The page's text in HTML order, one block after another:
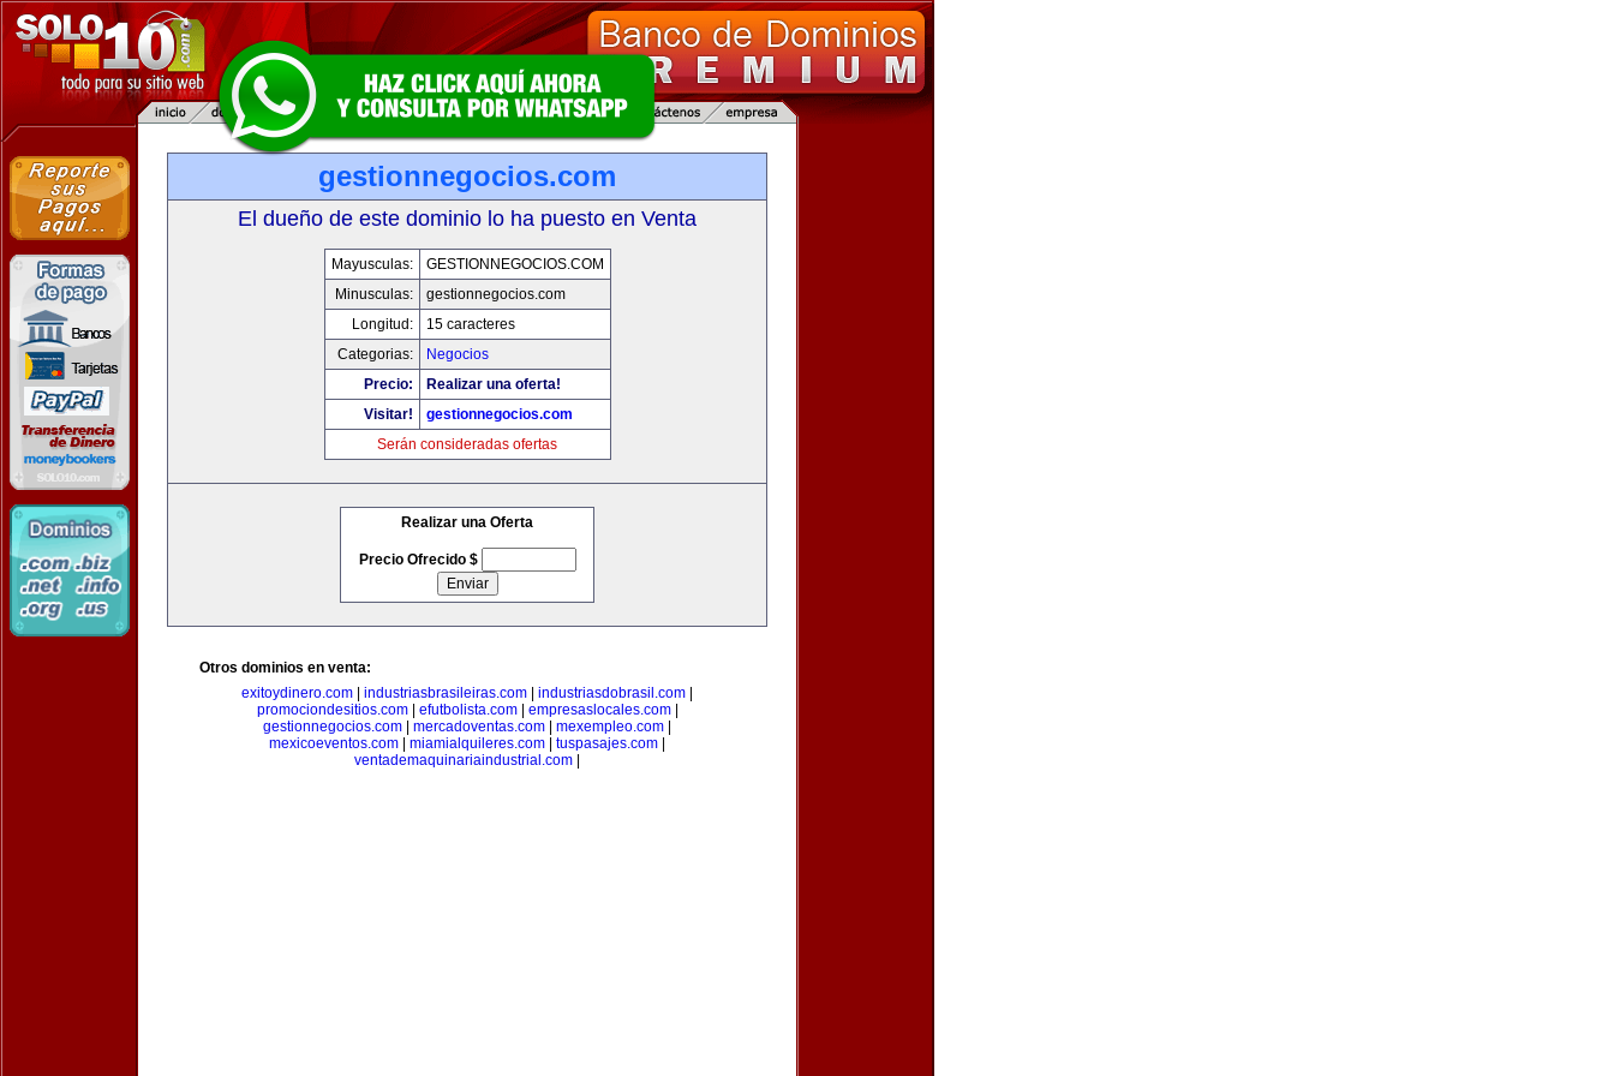
gestionnegocios.com
El dueño de este dominio lo ha puesto en Venta
Mayusculas:
GESTIONNEGOCIOS.COM
Minusculas:
gestionnegocios.com
Longitud:
15 caracteres
Categorias:
Negocios
Precio:
Realizar una oferta!
Visitar!
gestionnegocios.com
Serán consideradas ofertas
Realizar una Oferta
Precio Ofrecido $
Otros dominios en venta:
exitoydinero.com
industriasbrasileiras.com industriasdobrasil.com
promociondesitios.com| efutbolista.com| empresaslocales.com|
gestionnegocios.com
mercadoventas.com mexempleo.com
mexicoeventos.com
miamialquileres.com tuspasajes.com
ventademaquinariaindustrial.com